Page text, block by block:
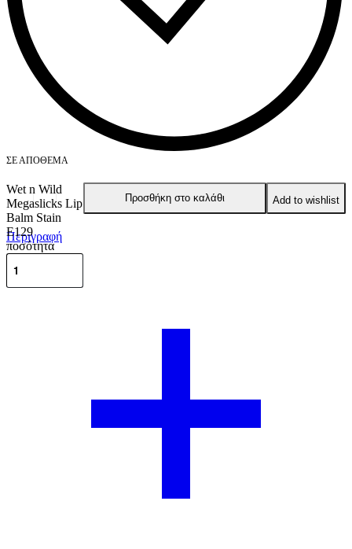
ΣΕ ΑΠΌΘΕΜΑ
Wet n Wild
Megaslicks Lip
Balm Stain
E129
ποσότητα
Προσθήκη στο καλάθι Add to wishlist
Περιγραφή